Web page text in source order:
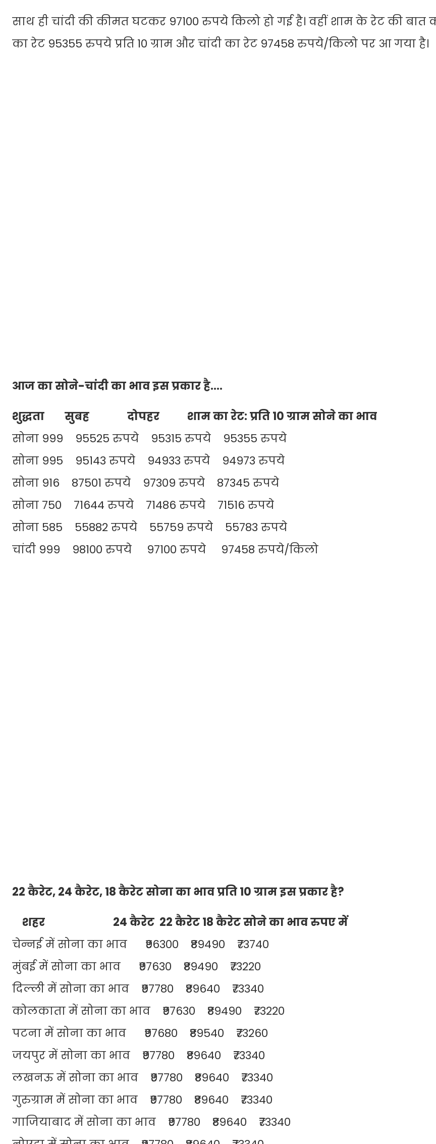
साथ ही चांदी की कीमत घटकर 97100 रुपये किलो हो गई है। वहीं शाम के रेट की बात
का रेट 95355 रुपये प्रति 10 ग्राम और चांदी का रेट 97458 रुपये/किलो पर आ गया है।
आज का सोने-चांदी का भाव इस प्रकार है....
शुद्धता सुबह दोपहर शाम का रेट: प्रति 10 ग्राम सोने का भाव
सोना 999 95525 रुपये 95315 रुपये 95355 रुपये
सोना 995 95143 रुपये 94933 रुपये 94973 रुपये
सोना 916 87501 रुपये 97309 रुपये 87345 रुपये
सोना 750 71644 रुपये 71486 रुपये 71516 रुपये
सोना 585 55882 रुपये 55759 रुपये 55783 रुपये
चांदी 999 98100 रुपये 97100 रुपये 97458 रुपये/किलो
22 कैरेट, 24 कैरेट, 18 कैरेट सोना का भाव प्रति 10 ग्राम इस प्रकार है?
शहर 24 कैरेट 22 कैरेट 18 कैरेट सोने का भाव रुपए में
चेन्नई में सोना का भाव ₹96300 ₹89490 ₹73740
मुंबई में सोना का भाव ₹97630 ₹89490 ₹73220
दिल्ली में सोना का भाव ₹97780 ₹89640 ₹73340
कोलकाता में सोना का भाव ₹97630 ₹89490 ₹73220
पटना में सोना का भाव ₹97680 ₹89540 ₹73260
जयपुर में सोना का भाव ₹97780 ₹89640 ₹73340
लखनऊ में सोना का भाव ₹97780 ₹89640 ₹73340
गुरुग्राम में सोना का भाव ₹97780 ₹89640 ₹73340
गाजियाबाद में सोना का भाव ₹97780 ₹89640 ₹73340